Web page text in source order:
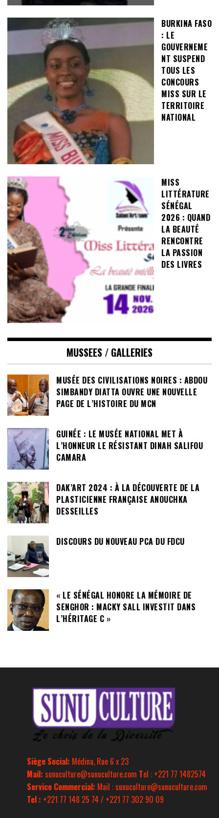
BURKINA FASO
: LE
GOUVERNEME
NT SUSPEND
TOUS LES
CONCOURS
MISS SUR LE
TERRITOIRE
NATIONAL
MISS
LITTÉRATURE
SÉNÉGAL
2026 : QUAND
LA BEAUTÉ
RENCONTRE
LA PASSION
DES LIVRES
MUSSEES / GALLERIES
MUSÉE DES CIVILISATIONS NOIRES : ABDOU
SIMBANDY DIATTA OUVRE UNE NOUVELLE
PAGE DE L’HISTOIRE DU MCN
GUINÉE : LE MUSÉE NATIONAL MET À
L’HONNEUR LE RÉSISTANT DINAH SALIFOU
CAMARA
DAK’ART 2024 : À LA DÉCOUVERTE DE LA
PLASTICIENNE FRANÇAISE ANOUCHKA
DESSEILLES
DISCOURS DU NOUVEAU PCA DU FDCU
« LE SÉNÉGAL HONORE LA MÉMOIRE DE
SENGHOR : MACKY SALL INVESTIT DANS
L’HÉRITAGE C »
Siège Social: Médina, Rue 6 x 23
Mail: sunuculture@sunuculture.com Tel : +221 77 1482574
Service Commercial: Mail : sunuculture@sunuculture.com
Tel : +221 77 148 25 74 / +221 77 302 90 09